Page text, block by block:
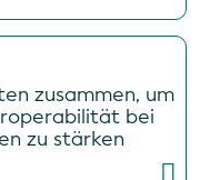
zusammen, um
bei
zu stärken